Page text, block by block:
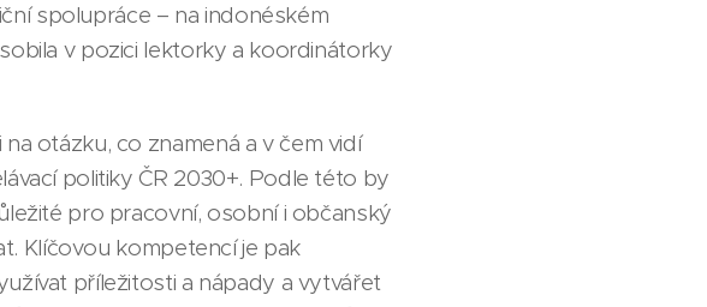
spolupráce – na indonéském
v pozici lektorky a koordinátorky
otázku, co znamená a v čem vidí
politiky ČR 2030+. Podle této by
pro pracovní, osobní i občanský
Klíčovou kompetencí je pak
příležitosti a nápady a vytvářet